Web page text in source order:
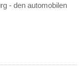
- den automobilen